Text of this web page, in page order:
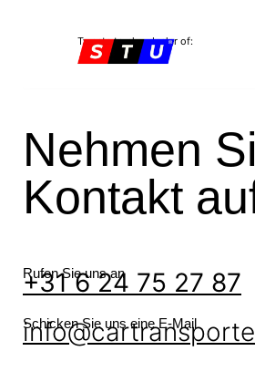
Twente trucks, dealer of:
Nehmen
Kontakt
Rufen Sie uns an
+31 6 24 75 27 87
Schicken Sie uns eine E-Mail